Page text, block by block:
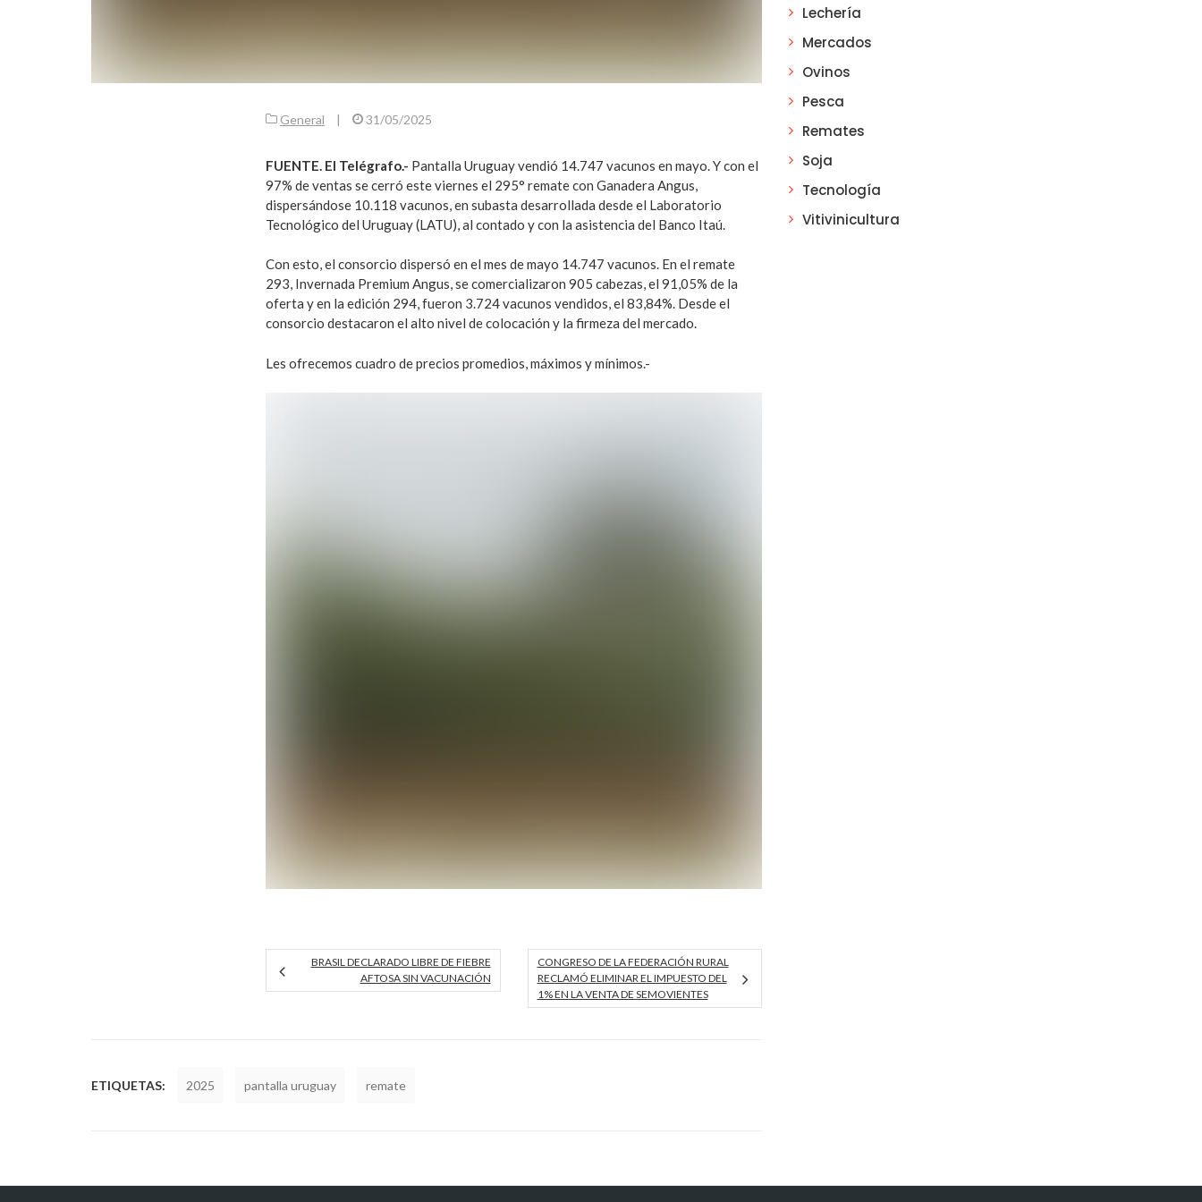
General | 31/05/2025
FUENTE. El Telégrafo.- Pantalla Uruguay vendió 14.747 vacunos en mayo. Y con el
97% de ventas se cerró este viernes el 295° remate con Ganadera Angus,
dispersándose 10.118 vacunos, en subasta desarrollada desde el Laboratorio
Tecnológico del Uruguay (LATU), al contado y con la asistencia del Banco Itaú.
Con esto, el consorcio dispersó en el mes de mayo 14.747 vacunos. En el remate
293, Invernada Premium Angus, se comercializaron 905 cabezas, el 91,05% de la
oferta y en la edición 294, fueron 3.724 vacunos vendidos, el 83,84%. Desde el
consorcio destacaron el alto nivel de colocación y la firmeza del mercado.
Les ofrecemos cuadro de precios promedios, máximos y mínimos.-
BRASIL DECLARADO LIBRE DE FIEBRE
AFTOSA SIN VACUNACIÓN
CONGRESO DE LA FEDERACIÓN RURAL
RECLAMÓ ELIMINAR EL IMPUESTO DEL
1% EN LA VENTA DE SEMOVIENTES
ETIQUETAS: 2025 pantalla uruguay remate
Lechería
Mercados
Ovinos
Pesca
Remates
Soja
Tecnología
Vitivinicultura